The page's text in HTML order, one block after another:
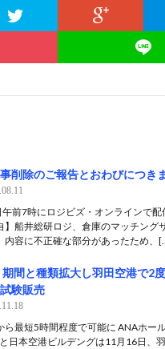
削除のご報告とおわびにつき
前7時にロジビズ・オンラインで配
】船井総研ロジ、倉庫のマッチング
内容に不正確な部分があったため、
間と種類拡大し羽田空港で2
験販売
ら最短5時間程度で可能に ANAホー
と日本空港ビルデングは11月16日、